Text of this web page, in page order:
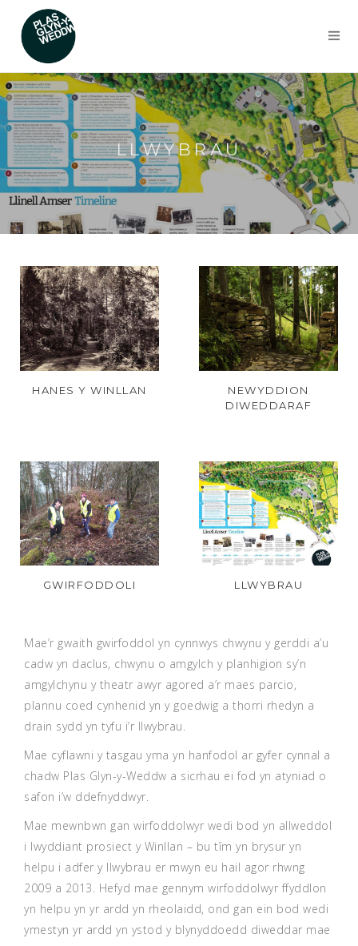
LLWYBRAU
HANES Y WINLLAN
NEWYDDION
DIWEDDARAF
GWIRFODDOLI LLWYBRAU
Mae’r gwaith gwirfoddol yn cynnwys chwynu y gerddi a’u
cadw yn daclus, chwynu o amgylch y planhigion sy’n
amgylchynu y theatr awyr agored a’r maes parcio,
plannu coed cynhenid yn y goedwig a thorri rhedyn a
drain sydd yn tyfu i’r llwybrau.
Mae cyflawni y tasgau yma yn hanfodol ar gyfer cynnal a
chadw Plas Glyn-y-Weddw a sicrhau ei fod yn atyniad o
safon i’w ddefnyddwyr.
Mae mewnbwn gan wirfoddolwyr wedi bod yn allweddol
i lwyddiant prosiect y Winllan – bu tîm yn brysur yn
helpu i adfer y llwybrau er mwyn eu hail agor rhwng
2009 a 2013. Hefyd mae gennym wirfoddolwyr ffyddlon
yn helpu yn yr ardd yn rheolaidd, ond gan ein bod wedi
ymestyn yr ardd yn ystod y blynyddoedd diweddar mae